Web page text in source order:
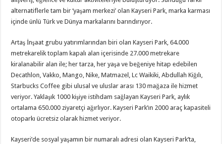
alternatiflerle tam bir ‘yaşam merkezi’ olan Kayseri Park, marka karması
içinde ünlü Türk ve Dünya markalarını barındırıyor.
Artaş İnşaat grubu yatırımlarından biri olan Kayseri Park, 64.000
metrekarelik toplam kapalı alan içerisinde 27.000 metrekare
kiralanabilir alan ile; her tarza, her yaşa ve beğeniye hitap edebilen
Decathlon, Vakko, Mango, Nike, Matmazel, Lc Waikiki, Abdullah Kiğılı,
Starbucks Coffee gibi ulusal ve uluslar arası 130 mağaza ile hizmet
veriyor. Yaklaşık 1000 kişiye istihdam sağlayan Kayseri Park, aylık
ortalama 650.000 ziyaretçi ağırlıyor. Kayseri Park’ın 2000 araç kapasiteli
otoparkı ücretsiz olarak hizmet veriyor.
Kayseri’de sosyal yaşamın bir numaralı adresi olan Kayseri Park’ta,